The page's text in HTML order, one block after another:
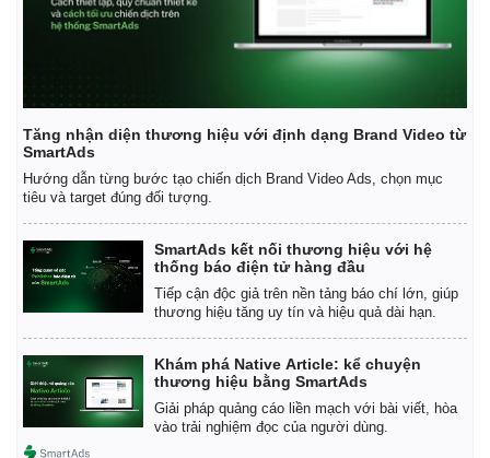
Tăng nhận diện thương hiệu với định dạng Brand Video từ
SmartAds
Hướng dẫn từng bước tạo chiến dịch Brand Video Ads, chọn mục
tiêu và target đúng đối tượng.
SmartAds kết nối thương hiệu với hệ
thống báo điện tử hàng đầu
Tiếp cận độc giả trên nền tảng báo chí lớn, giúp
thương hiệu tăng uy tín và hiệu quả dài hạn.
Khám phá Native Article: kể chuyện
thương hiệu bằng SmartAds
Giải pháp quảng cáo liền mạch với bài viết, hòa
vào trải nghiệm đọc của người dùng.